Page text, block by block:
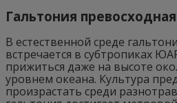
Гальтония
В естественной среде
встречается в субтропиках
прижиться даже на высоте
уровнем океана. Культура
произрастать среди